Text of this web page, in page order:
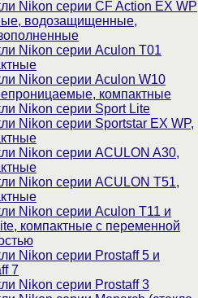
Nikon серии СF Action EX WP
водозащищенные,
Nikon серии Aculon T01
Nikon серии Aculon W10
компактные
Nikon серии Sport Lite
Nikon серии Sportstar EX WP,
Nikon серии ACULON A30,
Nikon серии ACULON Т51,
Nikon серии Aculon T11 и
компактные с переменной
Nikon серии Prostaff 5 и
7
Nikon серии Prostaff 3